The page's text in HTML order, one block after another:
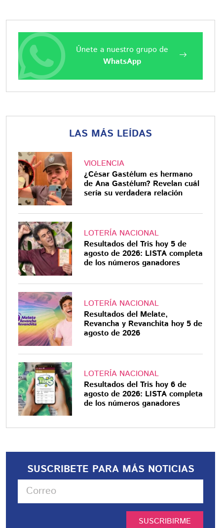
Únete a nuestro grupo de
WhatsApp
LAS MÁS LEÍDAS
VIOLENCIA
¿César Gastélum es hermano
de Ana Gastélum? Revelan cuál
sería su verdadera relación
LOTERÍA NACIONAL
Resultados del Tris hoy 5 de
agosto de 2026: LISTA completa
de los números ganadores
LOTERÍA NACIONAL
Resultados del Melate,
Revancha y Revanchita hoy 5 de
agosto de 2026
LOTERÍA NACIONAL
Resultados del Tris hoy 6 de
agosto de 2026: LISTA completa
de los números ganadores
SUSCRIBETE PARA MÁS NOTICIAS
SUSCRIBIRME